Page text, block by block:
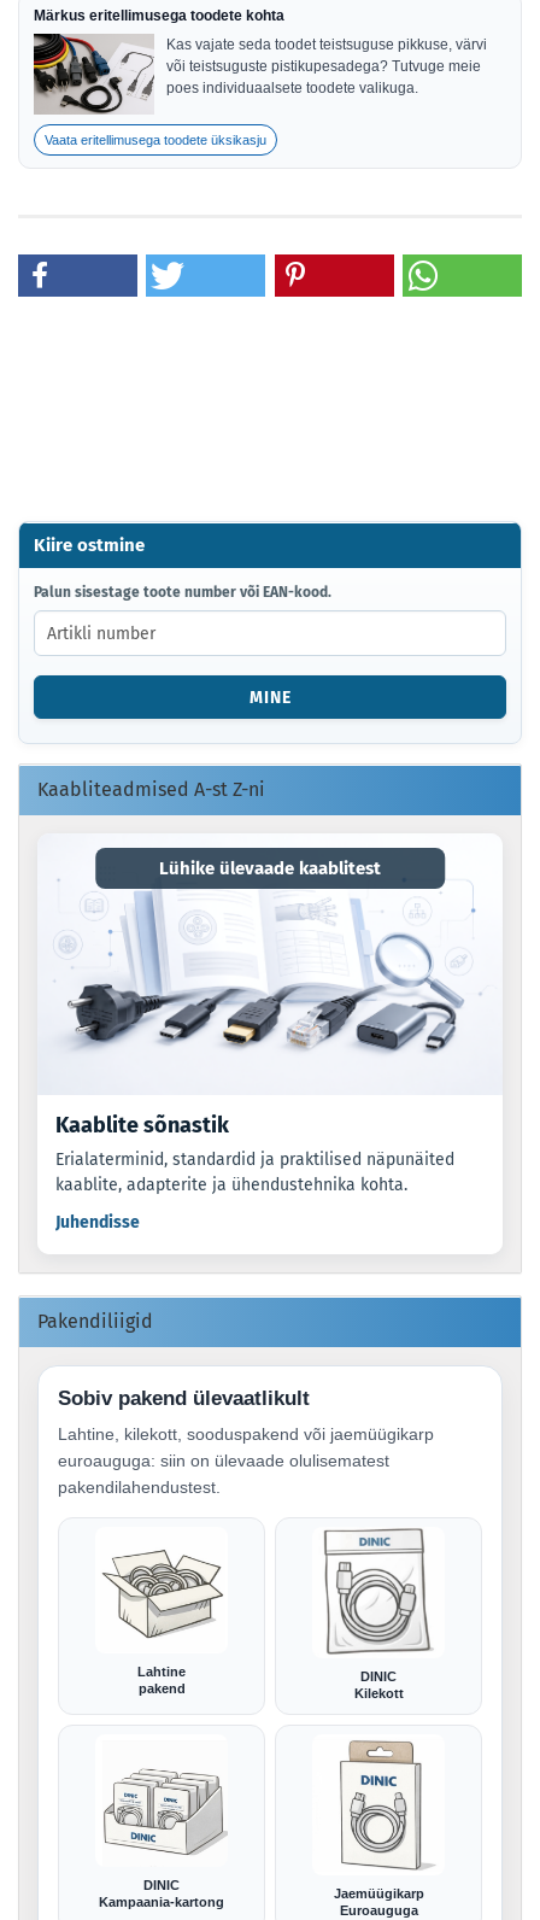
Märkus eritellimusega toodete kohta
Kas vajate seda toodet teistsuguse pikkuse, värvi
või teistsuguste pistikupesadega? Tutvuge meie
poes individuaalsete toodete valikuga.
Vaata eritellimusega toodete üksikasju
Kiire ostmine
PALUN
SISESTAGE
TOOTE
NUMBER
VÕI
KOOD.
Palun sisestage toote number või EAN-kood.
MINE
Kaabliteadmised A-st Z-ni
Lühike ülevaade kaablitest
Kaablite sõnastik
Erialaterminid, standardid ja praktilised näpunäited
kaablite, adapterite ja ühendustehnika kohta.
Juhendisse
Pakendiliigid
Sobiv pakend ülevaatlikult
Lahtine, kilekott, sooduspakend või jaemüügikarp
euroauguga: siin on ülevaade olulisematest
pakendilahendustest.
Lahtine
pakend
DINIC
Kilekott
DINIC
Kampaania-kartong
Jaemüügikarp
Euroauguga